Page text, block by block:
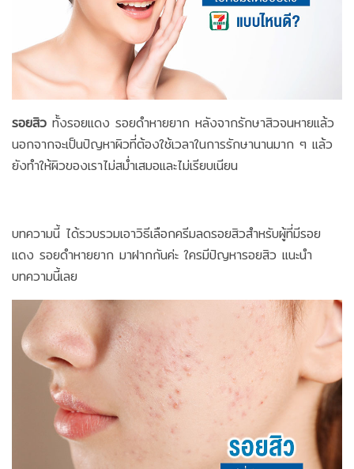
รอยสิว ทั้งรอยแดง รอยดำหายยาก หลังจากรักษาสิวจนหายแล้ว
นอกจากจะเป็นปัญหาผิวที่ต้องใช้เวลาในการรักษานานมาก ๆ แล้ว
ยังทำให้ผิวของเราไม่สม่ำเสมอและไม่เรียบเนียน
บทความนี้ ได้รวบรวมเอาวิธีเลือกครีมลดรอยสิวสำหรับผู้ที่มีรอย
แดง รอยดำหายยาก มาฝากกันค่ะ ใครมีปัญหารอยสิว แนะนำ
บทความนี้เลย